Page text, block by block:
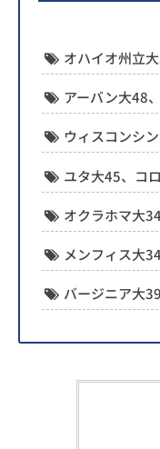
オハイオ州立
アーバン大48
ウィスコンシ
ユタ大45、コ
オクラホマ大
メンフィス大
バージニア大